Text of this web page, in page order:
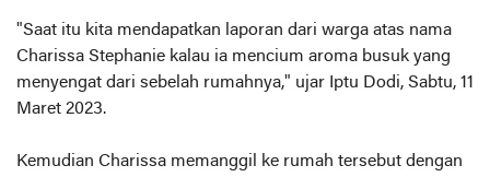
"Saat itu kita mendapatkan laporan dari warga atas nama
Charissa Stephanie kalau ia mencium aroma busuk yang
menyengat dari sebelah rumahnya," ujar Iptu Dodi, Sabtu, 11
Maret 2023.
Kemudian Charissa memanggil ke rumah tersebut dengan